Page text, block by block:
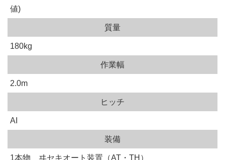
値)
質量
180kg
作業幅
2.0m
ヒッチ
AI
装備
1本物 ヰセキオート装置（AT・TH）